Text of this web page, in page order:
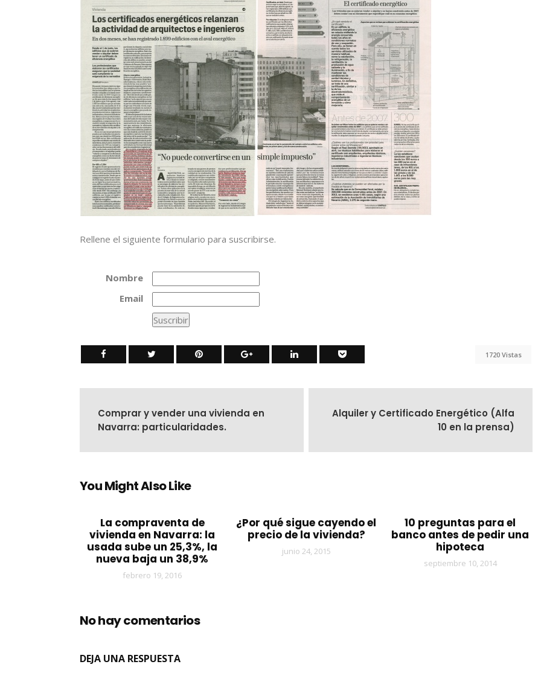
Rellene el siguiente formulario para suscribirse.
Nombre
Email
1720 Vistas
Comprar y vender una vivienda en
Navarra: particularidades.
Alquiler y Certificado Energético (Alfa
10 en la prensa)
You Might Also Like
La compraventa de
vivienda en Navarra: la
usada sube un 25,3%, la
nueva baja un 38,9%
febrero 19, 2016
¿Por qué sigue cayendo el
precio de la vivienda?
junio 24, 2015
10 preguntas para el
banco antes de pedir una
hipoteca
septiembre 10, 2014
No hay comentarios
DEJA UNA RESPUESTA